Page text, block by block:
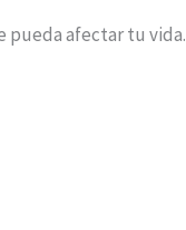
pueda afectar tu vida.